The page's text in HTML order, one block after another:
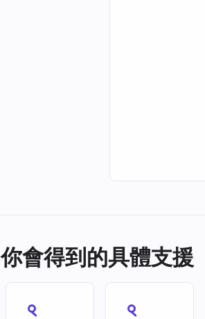
你會得到的具體支援